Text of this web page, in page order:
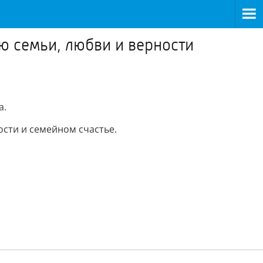
семьи, любви и верности
и семейном счастье.